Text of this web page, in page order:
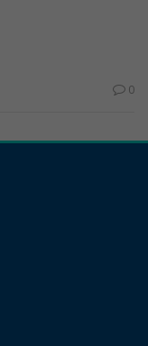
0